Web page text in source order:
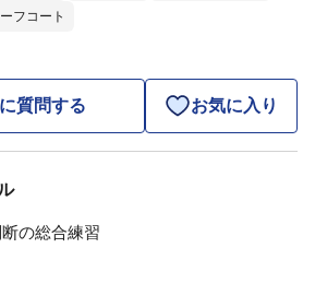
フコート
質問する お気に入り
の総合練習